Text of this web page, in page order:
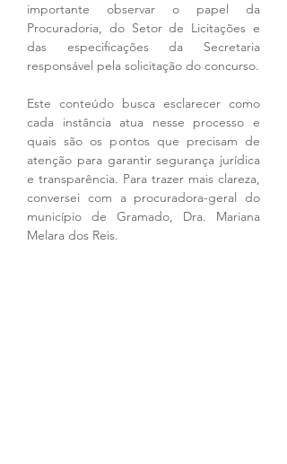
importante observar o papel da
Procuradoria, do Setor de Licitações e
das especificações da Secretaria
responsável pela solicitação do concurso.
Este conteúdo busca esclarecer como
cada instância atua nesse processo e
quais são os pontos que precisam de
atenção para garantir segurança jurídica
e transparência. Para trazer mais clareza,
conversei com a procuradora-geral do
município de Gramado, Dra. Mariana
Melara dos Reis.